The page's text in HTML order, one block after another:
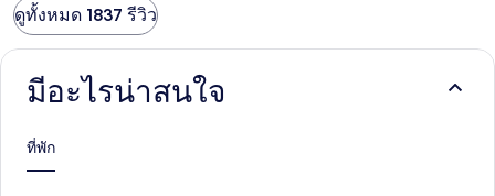
ดูทั้งหมด 1837 รีวิว
มีอะไรน่าสนใจ
ที่พัก